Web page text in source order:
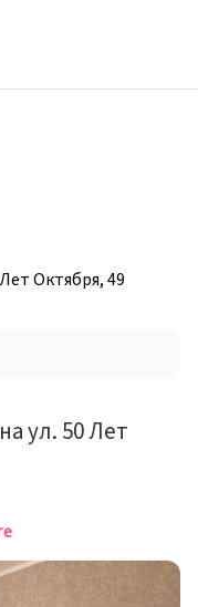
Октября, 49
ул. 50 Лет